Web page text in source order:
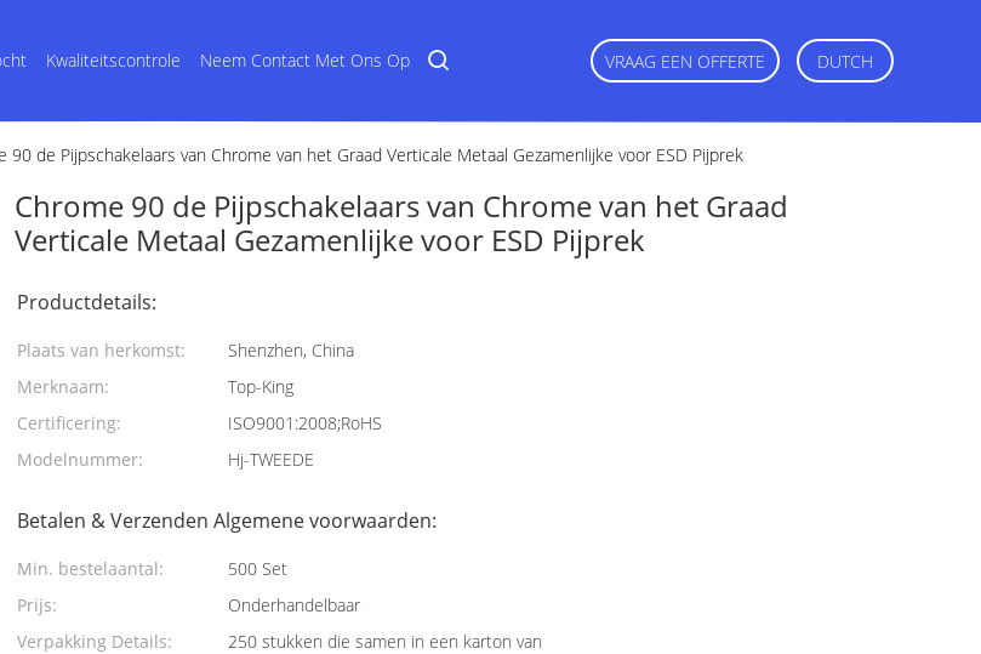
Kwaliteitscontrole Neem Contact Met Ons Op VRAAG EEN OFFERTE DUTCH
90 de Pijpschakelaars van Chrome van het Graad Verticale Metaal Gezamenlijke voor ESD Pijprek
Chrome 90 de Pijpschakelaars van Chrome van het Graad
Verticale Metaal Gezamenlijke voor ESD Pijprek
Productdetails:
Plaats van herkomst:
Shenzhen, China
Merknaam:
Top-King
Certificering:
ISO9001:2008;RoHS
Modelnummer:
Hj-TWEEDE
Betalen & Verzenden Algemene voorwaarden:
Min. bestelaantal:
500 Set
Prijs:
Onderhandelbaar
Verpakking Details:
250 stukken die samen in een karton van